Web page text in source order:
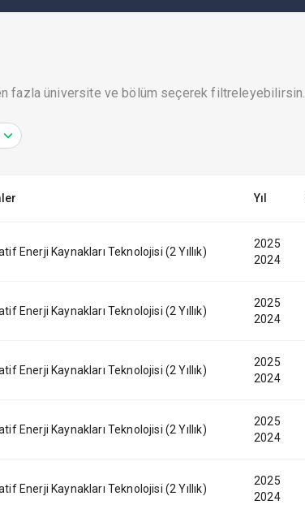
fazla üniversite ve bölüm seçerek filtreleyebilirsin.
Yıl
Enerji Kaynakları Teknolojisi (2 Yıllık)
2025
2024
Enerji Kaynakları Teknolojisi (2 Yıllık)
2025
2024
Enerji Kaynakları Teknolojisi (2 Yıllık)
2025
2024
Enerji Kaynakları Teknolojisi (2 Yıllık)
2025
2024
Enerji Kaynakları Teknolojisi (2 Yıllık)
2025
2024